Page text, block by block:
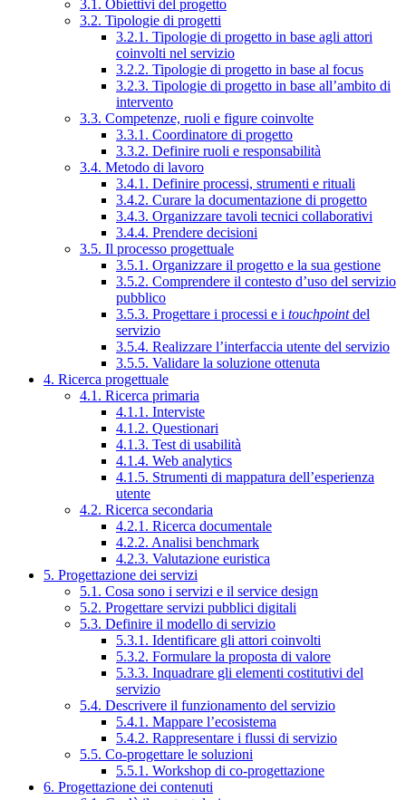
3.1. Obiettivi del progetto
3.2. Tipologie di progetti
3.2.1. Tipologie di progetto in base agli attori
coinvolti nel servizio
3.2.2. Tipologie di progetto in base al focus
3.2.3. Tipologie di progetto in base all’ambito di
intervento
3.3. Competenze, ruoli e figure coinvolte
3.3.1. Coordinatore di progetto
3.3.2. Definire ruoli e responsabilità
3.4. Metodo di lavoro
3.4.1. Definire processi, strumenti e rituali
3.4.2. Curare la documentazione di progetto
3.4.3. Organizzare tavoli tecnici collaborativi
3.4.4. Prendere decisioni
3.5. Il processo progettuale
3.5.1. Organizzare il progetto e la sua gestione
3.5.2. Comprendere il contesto d’uso del servizio
pubblico
3.5.3. Progettare i processi e i touchpointdel
servizio
3.5.4. Realizzare l’interfaccia utente del servizio
3.5.5. Validare la soluzione ottenuta
4. Ricerca progettuale
4.1. Ricerca primaria
4.1.1. Interviste
4.1.2. Questionari
4.1.3. Test di usabilità
4.1.4. Web analytics
4.1.5. Strumenti di mappatura dell’esperienza
utente
4.2. Ricerca secondaria
4.2.1. Ricerca documentale
4.2.2. Analisi benchmark
4.2.3. Valutazione euristica
5. Progettazione dei servizi
5.1. Cosa sono i servizi e il service design
5.2. Progettare servizi pubblici digitali
5.3. Definire il modello di servizio
5.3.1. Identificare gli attori coinvolti
5.3.2. Formulare la proposta di valore
5.3.3. Inquadrare gli elementi costitutivi del
servizio
5.4. Descrivere il funzionamento del servizio
5.4.1. Mappare l’ecosistema
5.4.2. Rappresentare i flussi di servizio
5.5. Co-progettare le soluzioni
5.5.1. Workshop di co-progettazione
6. Progettazione dei contenuti